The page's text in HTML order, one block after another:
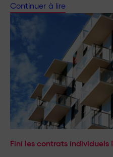
Continuer à lire
Fini les contrats individuels !